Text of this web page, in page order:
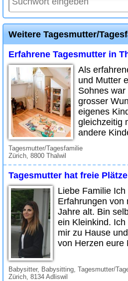
Weitere Tagesmutter/
Erfahrene Tagesmutter in
Als
und Mutter
Sohnes
grosser
eigenes
gleichzeitig
andere
Tagesmutter/Tagesfamilie
Zürich, 8800 Thalwil
Tagesmutter hat freie Plätze
Liebe Familie
Erfahrungen von
Jahre alt. Bin
ein Kleinkind.
mir zu Hause
von Herzen eure
Babysitter, Babysitting, Tagesmutter/
Zürich, 8134 Adliswil